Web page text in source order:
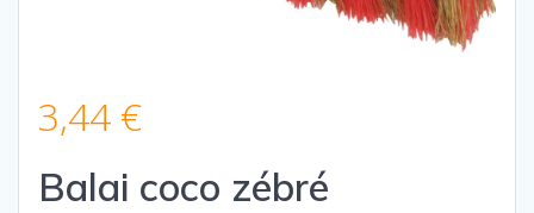
3,44 €
Balai coco zébré